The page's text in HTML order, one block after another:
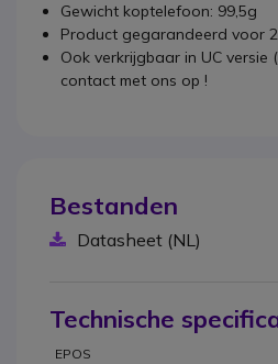
Gewicht koptelefoon: 99,5g
Product gegarandeerd voor
Ook verkrijgbaar in UC versie
contact met ons op !
Bestanden
Datasheet (NL)
Technische
EPOS